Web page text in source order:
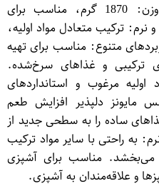
ویژگی‌های سس مایونز دلپذیر وزن: 1870 گرم، مناسب برای
ترکیب متعادل مواد اولیه،
متنوع: مناسب برای تهیه
ترکیبی و غذاهای سرخ‌شده.
مرغوب و استانداردهای
مایونز دلپذیر افزایش طعم
ساده را به سطحی جدید از
به راحتی با سایر مواد ترکیب
مناسب برای آشپزی
و علاقه‌مندان به آشپزی.